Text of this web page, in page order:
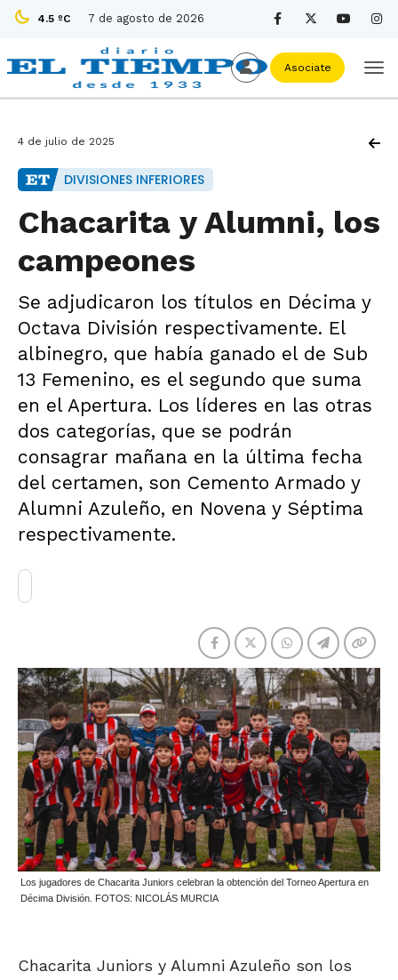
4.5 ºC 7 de agosto de 2026
Asociate
4 de julio de 2025
DIVISIONES INFERIORES
Chacarita y Alumni, los
campeones
Se adjudicaron los títulos en Décima y
Octava División respectivamente. El
albinegro, que había ganado el de Sub
13 Femenino, es el segundo que suma
en el Apertura. Los líderes en las otras
dos categorías, que se podrán
consagrar mañana en la última fecha
del certamen, son Cemento Armado y
Alumni Azuleño, en Novena y Séptima
respectivamente.
Los jugadores de Chacarita Juniors celebran la obtención del Torneo Apertura en
Décima División. FOTOS: NICOLÁS MURCIA
Chacarita Juniors y Alumni Azuleño son los